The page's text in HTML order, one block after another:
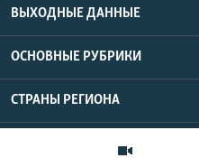
ВЫХОДНЫЕ ДАННЫЕ
ОСНОВНЫЕ РУБРИКИ
СТРАНЫ РЕГИОНА
Азаттык Азия © 2026